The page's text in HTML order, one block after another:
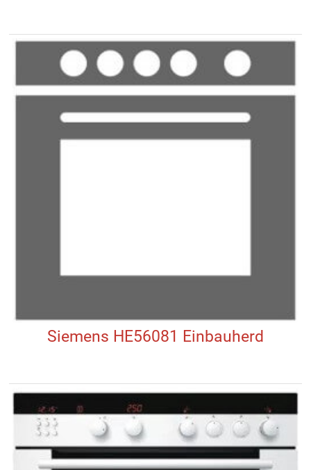
Siemens HE56081 Einbauherd